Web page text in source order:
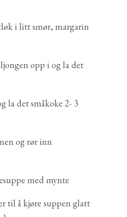
i litt smør, margarin
opp i og la det
la det småkoke 2- 3
og rør inn
til å kjøre suppen glatt